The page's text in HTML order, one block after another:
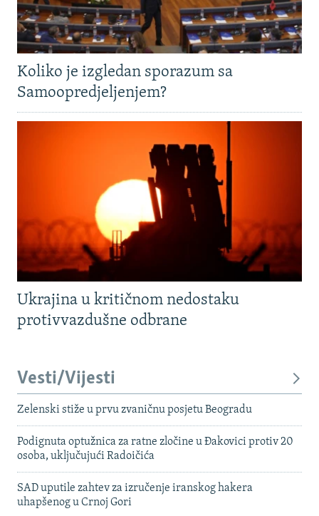
Koliko je izgledan sporazum sa
Samoopredjeljenjem?
Ukrajina u kritičnom nedostaku
protivvazdušne odbrane
Vesti/Vijesti
Zelenski stiže u prvu zvaničnu posjetu Beogradu
Podignuta optužnica za ratne zločine u Đakovici protiv 20
osoba, uključujući Radoičića
SAD uputile zahtev za izručenje iranskog hakera
uhapšenog u Crnoj Gori